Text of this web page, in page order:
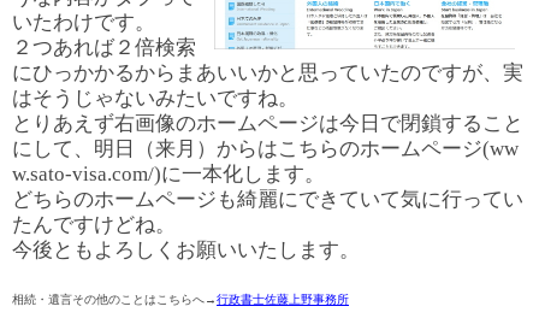
いたわけです。
２つあれば２倍検索
にひっかかるからまあいいかと思っていたのですが、実
はそうじゃないみたいですね。
とりあえず右画像のホームページは今日で閉鎖すること
にして、明日（来月）からはこちらのホームページ(ww
w.sato-visa.com/)に一本化します。
どちらのホームページも綺麗にできていて気に行ってい
たんですけどね。
今後ともよろしくお願いいたします。
相続・遺言その他のことはこちらへ→行政書士佐藤上野事務所